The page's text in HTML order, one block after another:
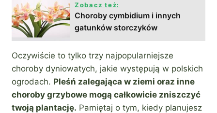
Zobacz też:
Choroby cymbidium i innych
gatunków storczyków
Oczywiście to tylko trzy najpopularniejsze
choroby dyniowatych, jakie występują w polskich
ogrodach. Pleśń zalegająca w ziemi oraz inne
choroby grzybowe mogą całkowicie zniszczyć
twoją plantację. Pamiętaj o tym, kiedy planujesz